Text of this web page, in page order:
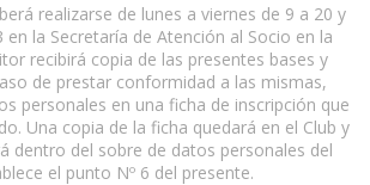
realizarse de lunes a viernes de 9 a 20 y
en la Secretaría de Atención al Socio en la
recibirá copia de las presentes bases y
de prestar conformidad a las mismas,
personales en una ficha de inscripción que
Una copia de la ficha quedará en el Club y
dentro del sobre de datos personales del
el punto Nº 6 del presente.